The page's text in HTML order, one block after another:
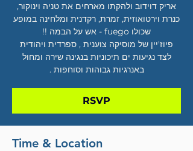
אריק דוידוב ולהקתו מארחים את טניה וינוקור,
כנרת וירטואוזית, זמרת, רקדנית ומלחינה במופע
פיוז'יין של מוסיקה צוענית , ספרדית ויהודית
לצד נגיעות ים תיכוניות בנגינה שירה ומחול
באנרגיות גבוהות וסוחפות .
RSVP
Time & Location